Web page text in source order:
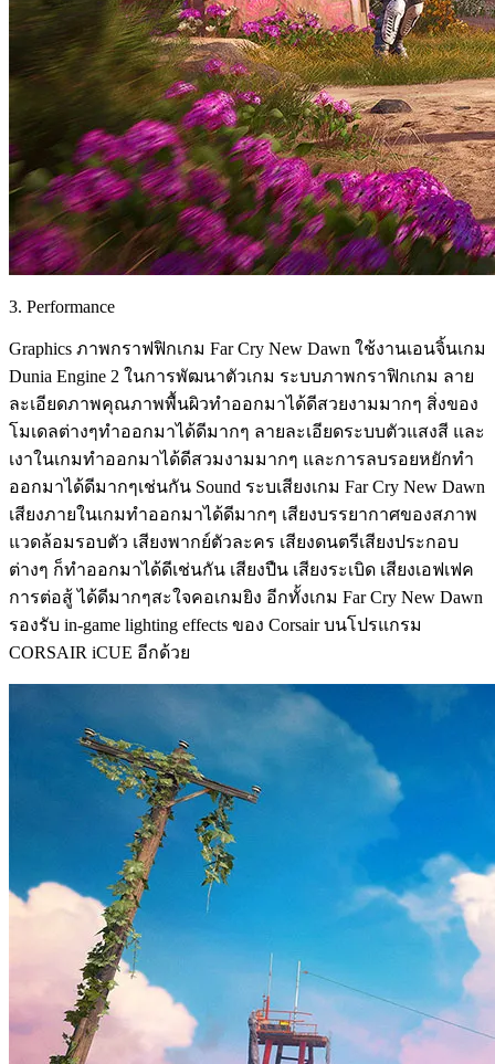
3. Performance
Graphics ภาพกราฟฟิกเกม Far Cry New Dawn ใช้งานเอนจิ้นเกม
Dunia Engine 2 ในการพัฒนาตัวเกม ระบบภาพกราฟิกเกม ลาย
ละเอียดภาพคุณภาพพื้นผิวทำออกมาได้ดีสวยงามมากๆ สิ่งของ
โมเดลต่างๆทำออกมาได้ดีมากๆ ลายละเอียดระบบตัวแสงสี และ
เงาในเกมทำออกมาได้ดีสวมงามมากๆ และการลบรอยหยักทำ
ออกมาได้ดีมากๆเช่นกัน Sound ระบเสียงเกม Far Cry New Dawn
เสียงภายในเกมทำออกมาได้ดีมากๆ เสียงบรรยากาศของสภาพ
แวดล้อมรอบตัว เสียงพากย์ตัวละคร เสียงดนตรีเสียงประกอบ
ต่างๆ ก็ทำออกมาได้ดีเช่นกัน เสียงปืน เสียงระเบิด เสียงเอฟเฟค
การต่อสู้ ได้ดีมากๆสะใจคอเกมยิง อีกทั้งเกม Far Cry New Dawn
รองรับ in-game lighting effects ของ Corsair บนโปรแกรม
CORSAIR iCUE อีกด้วย